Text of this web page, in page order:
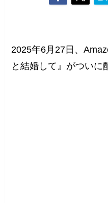
2025年6月27日、
と結婚して』がついに